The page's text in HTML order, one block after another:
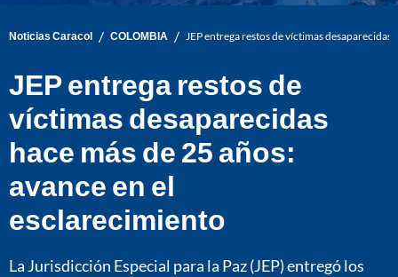
Noticias Caracol / COLOMBIA / JEP entrega restos de víctimas desaparecidas
JEP entrega restos de
víctimas desaparecidas
hace más de 25 años:
avance en el
esclarecimiento
La Jurisdicción Especial para la Paz (JEP) entregó los